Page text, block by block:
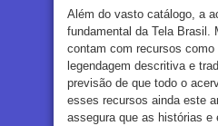
Além do vasto catálogo, a
fundamental da Tela Brasil.
contam com recursos como
legendagem descritiva e
previsão de que todo o
esses recursos ainda este
assegura que as histórias e